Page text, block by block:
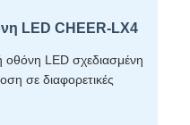
LED CHEER-LX4
LED σχεδιασμένη
σε διαφορετικές